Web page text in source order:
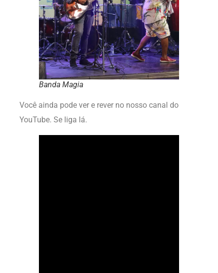
Banda Magia
Você ainda pode ver e rever no nosso canal do
YouTube. Se liga lá.